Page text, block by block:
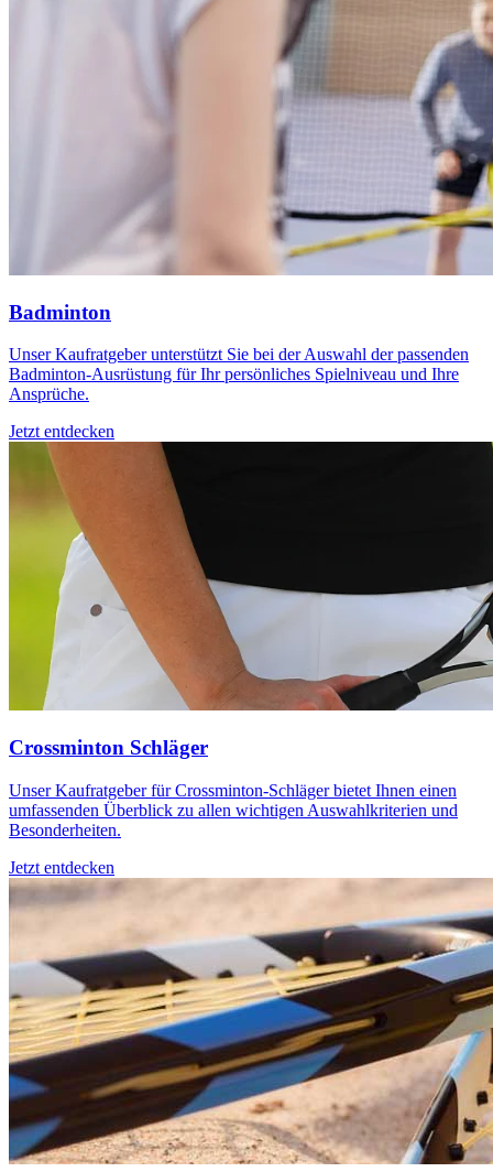
Badminton
Unser Kaufratgeber unterstützt Sie bei der Auswahl der passenden
Badminton-Ausrüstung für Ihr persönliches Spielniveau und Ihre
Ansprüche.
Jetzt entdecken
Crossminton Schläger
Unser Kaufratgeber für Crossminton-Schläger bietet Ihnen einen
umfassenden Überblick zu allen wichtigen Auswahlkriterien und
Besonderheiten.
Jetzt entdecken